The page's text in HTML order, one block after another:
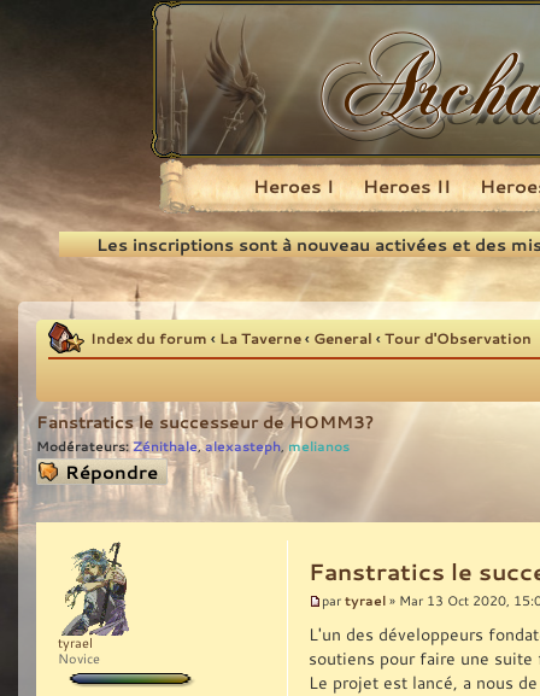
Recherche
Heroes I Heroes II
Les inscriptions sont à nouveau activées et des
Index du forum ‹ La Taverne‹ General ‹Tour d'Observation
Fanstratics le successeur de HOMM3?
Modérateurs: Zénithale,alexasteph, melianos
Répondre
Fanstratics le
par tyrael » Mar 13 Oct 2020,
L'un des développeurs
soutiens pour faire une
Le projet est lancé, a nous
tyrael
Novice